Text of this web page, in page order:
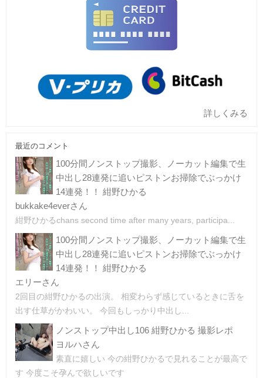
詳しくみる
最近のコメント
100分間ノンストップ撮影、ノーカット編集で生
中出し28連発に追いピストンお掃除でぶっかけ
14連発！！ 紺野ひかる
bukkake4everさん
紺野ひかるchans second time after many years, participa...
100分間ノンストップ撮影、ノーカット編集で生
中出し28連発に追いピストンお掃除でぶっかけ
14連発！！ 紺野ひかる
エリーさん
2回目の紺野ひかるの出演。 相変わらず感じているときに舌を
出す仕草がかわいい。 今回もしっかり中出し...
ノンストップ中出し106 紺野ひかる 撮影レポ
ヨルハさん
素直に嬉しい 今の紺野ひかるで見れることが最高で
す 今度こそ孕んで欲しいです